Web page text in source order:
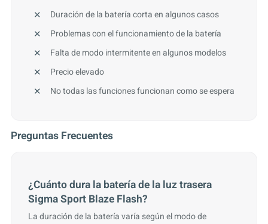
Duración de la batería corta en algunos casos
Problemas con el funcionamiento de la batería
Falta de modo intermitente en algunos modelos
Precio elevado
No todas las funciones funcionan como se espera
Preguntas Frecuentes
¿Cuánto dura la batería de la luz trasera
Sigma Sport Blaze Flash?
La duración de la batería varía según el modo de